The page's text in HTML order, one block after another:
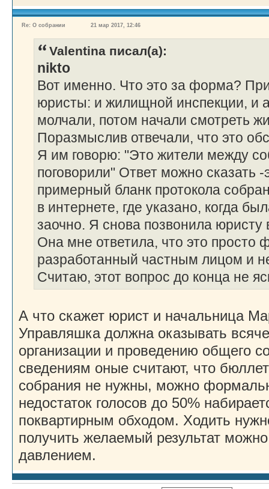
Re: О собрании 21 мар 2017, 12:46
Valentina писал(а):
nikto
Вот именно. Что это за форма?
юристы: и жилищной инспекции, и
молчали, потом начали смотреть
Поразмыслив отвечали, что это
Я им говорю: "Это жители между
поговорили" Ответ можно сказать -
примерный бланк протокола
в интернете, где указано, когда
заочно. Я снова позвонила
Она мне ответила, что это просто
разработанный частным лицом и
Считаю, этот вопрос до конца не
А что скажет юрист и начальница
Управляшка должна оказывать
организации и проведению общего
сведениям оные считают, что
собрания не нужны, можно
недостаток голосов до 50%
поквартирным обходом. Ходить
получить желаемый результат
давлением.